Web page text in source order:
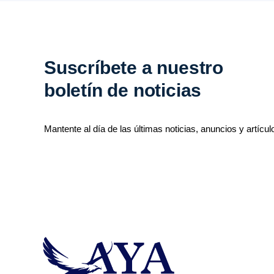
Suscríbete a nuestro
boletín de noticias
Mantente al día de las últimas noticias, anuncios y